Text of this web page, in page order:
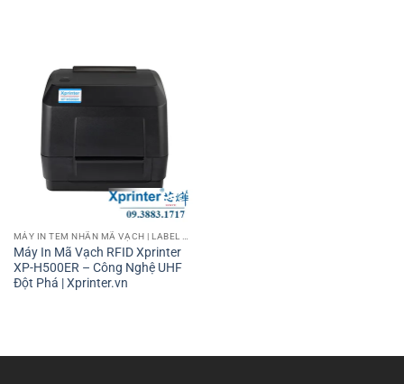
Máy In Mã Vạch RFID Xprinter
XP-H500ER – Công Nghệ UHF
Đột Phá | Xprinter.vn